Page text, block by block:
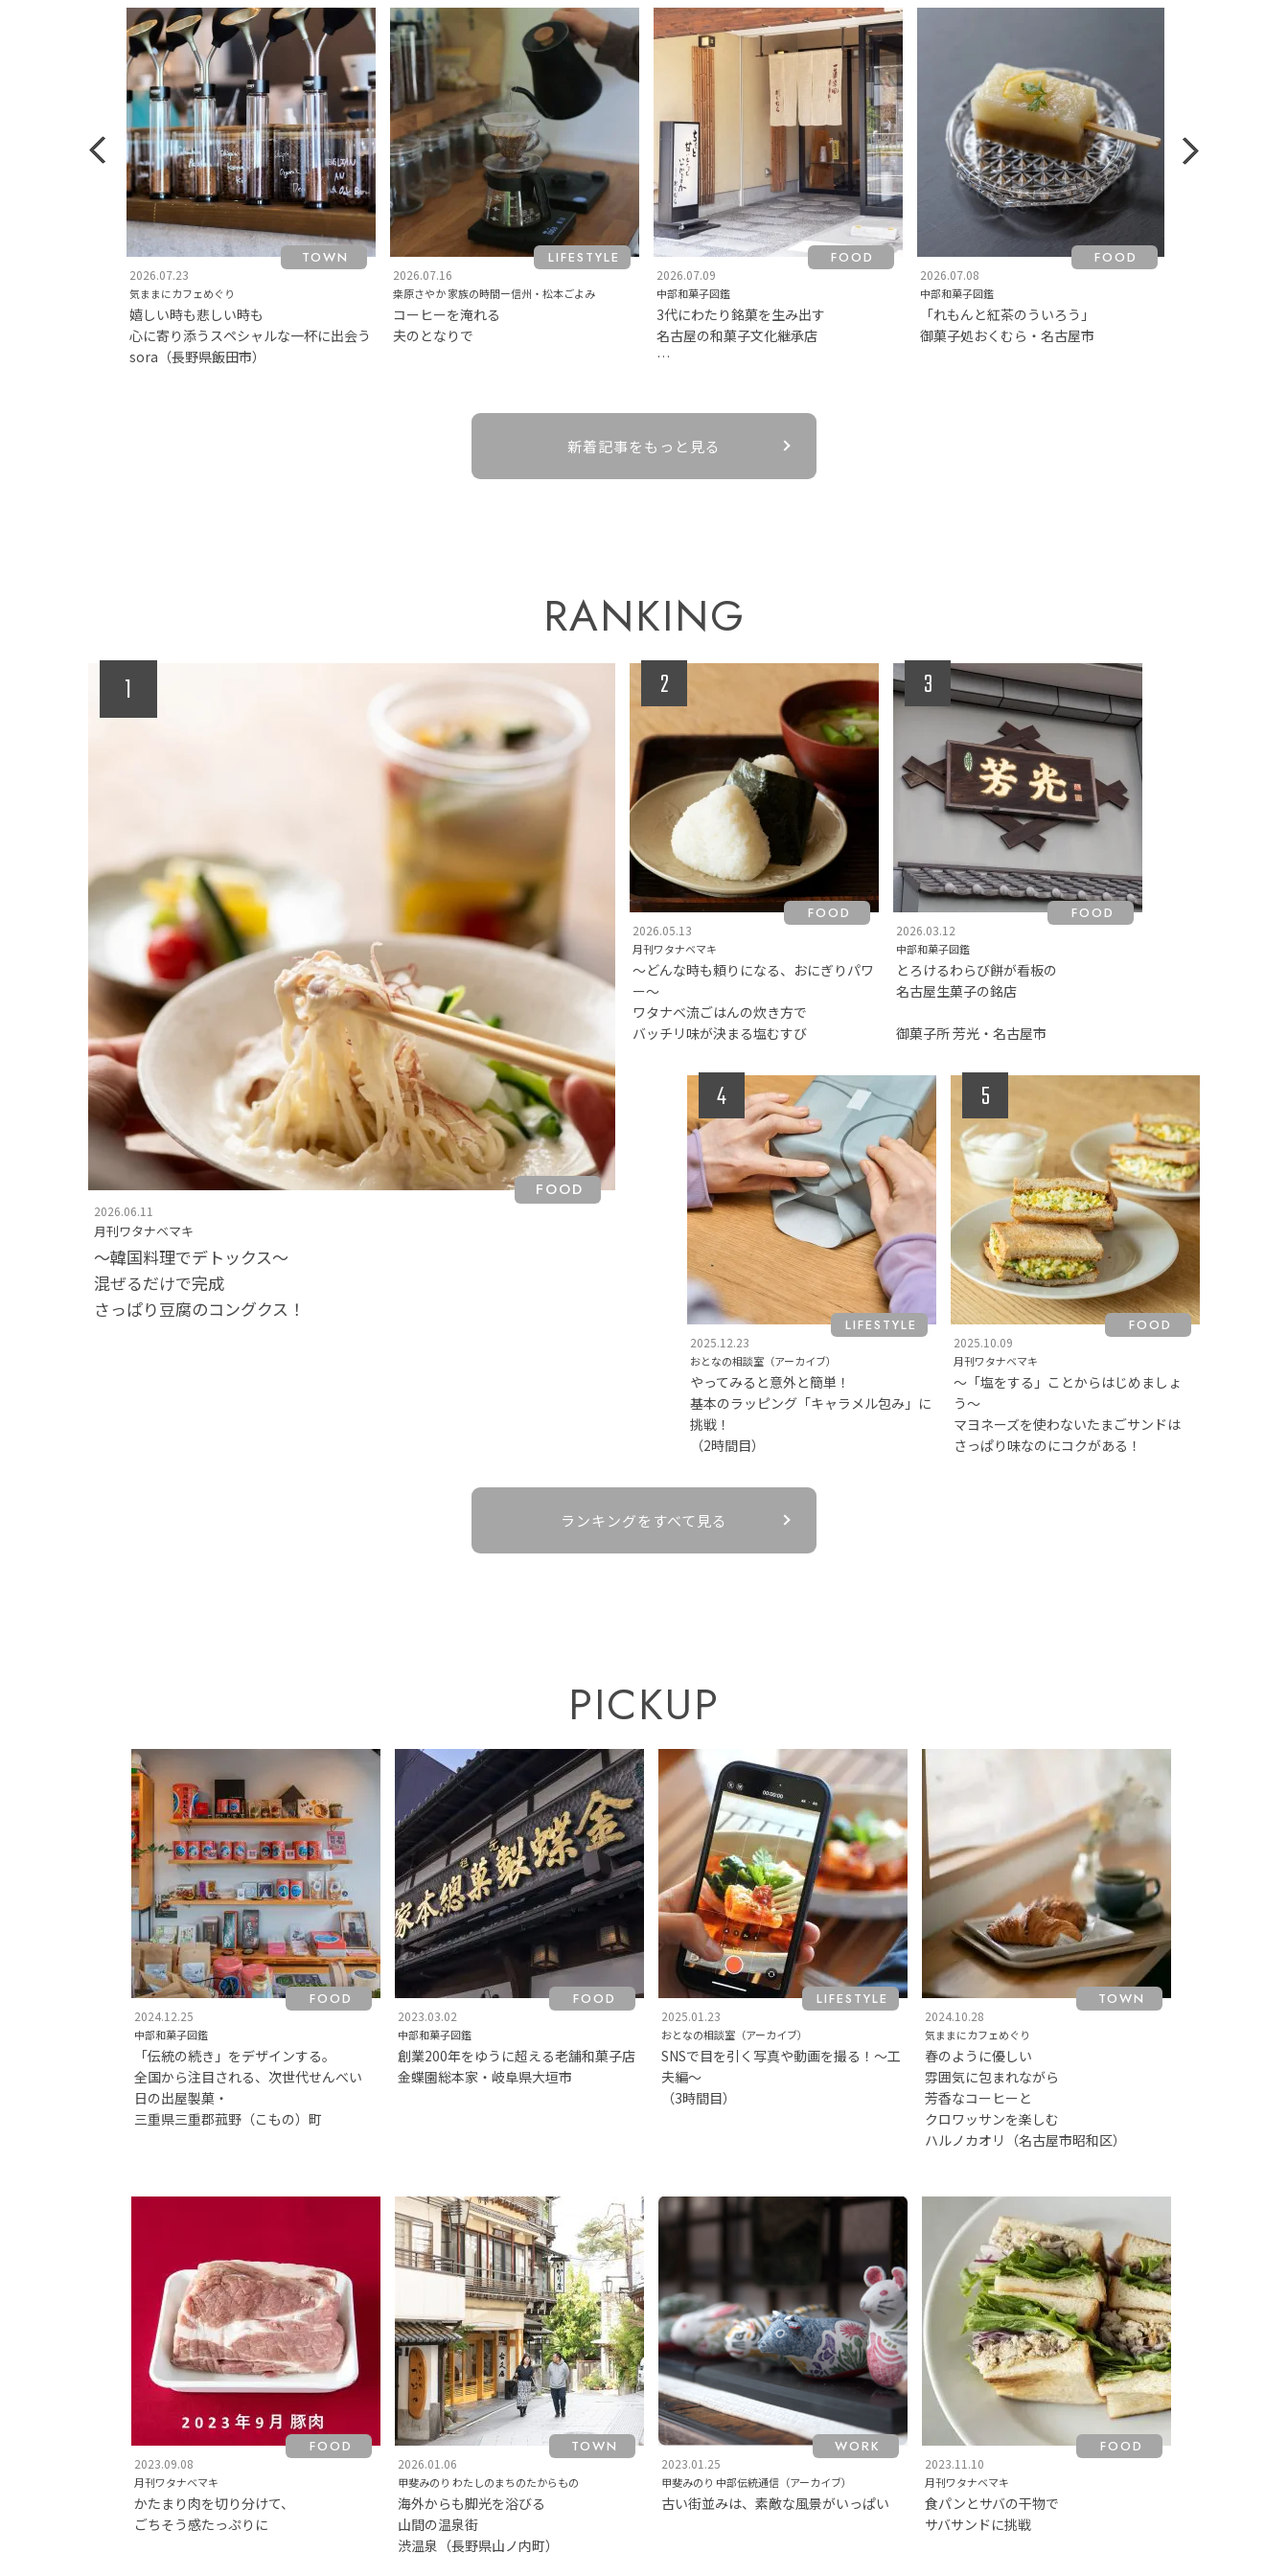
2026.07.23
TOWN
気ままにカフェめぐり
嬉しい時も悲しい時も
心に寄り添うスペシャルな一杯に出会う
sora（長野県飯田市）
2026.07.16
LIFESTYLE
桒原さやか 家族の時間ー信州・松本ごよみ
コーヒーを淹れる
夫のとなりで
2026.07.09
FOOD
中部和菓子図鑑
3代にわたり銘菓を生み出す
名古屋の和菓子文化継承店
2026.07.08
FOOD
中部和菓子図鑑
「れもんと紅茶のういろう」
御菓子処おくむら・名古屋市
新着記事をもっと見る
RANKING
2026.06.11
FOOD
月刊ワタナベマキ
〜韓国料理でデトックス〜
混ぜるだけで完成
さっぱり豆腐のコングクス！
2026.05.13
FOOD
月刊ワタナベマキ
〜どんな時も頼りになる、おにぎりパワ
ー〜
ワタナベ流ごはんの炊き方で
バッチリ味が決まる塩むすび
2026.03.12
FOOD
中部和菓子図鑑
とろけるわらび餅が看板の
名古屋生菓子の銘店
御菓子所 芳光・名古屋市
2025.12.23
LIFESTYLE
おとなの相談室（アーカイブ）
やってみると意外と簡単！
基本のラッピング「キャラメル包み」に
挑戦！
（2時間目）
2025.10.09
FOOD
月刊ワタナベマキ
〜「塩をする」ことからはじめましょ
う〜
マヨネーズを使わないたまごサンドは
さっぱり味なのにコクがある！
ランキングをすべて見る
PICKUP
2024.12.25
FOOD
中部和菓子図鑑
「伝統の続き」をデザインする。
全国から注目される、次世代せんべい
日の出屋製菓・
三重県三重郡菰野（こもの）町
2023.03.02
FOOD
中部和菓子図鑑
創業200年をゆうに超える老舗和菓子店
金蝶園総本家・岐阜県大垣市
2025.01.23
LIFESTYLE
おとなの相談室（アーカイブ）
SNSで目を引く写真や動画を撮る！～工
夫編～
（3時間目）
2024.10.28
TOWN
気ままにカフェめぐり
春のように優しい
雰囲気に包まれながら
芳香なコーヒーと
クロワッサンを楽しむ
ハルノカオリ（名古屋市昭和区）
2023.09.08
FOOD
月刊ワタナベマキ
かたまり肉を切り分けて、
ごちそう感たっぷりに
2026.01.06
TOWN
甲斐みのり わたしのまちのたからもの
海外からも脚光を浴びる
山間の温泉街
渋温泉（長野県山ノ内町）
2023.01.25
WORK
甲斐みのり 中部伝統通信（アーカイブ）
古い街並みは、素敵な風景がいっぱい
2023.11.10
FOOD
月刊ワタナベマキ
食パンとサバの干物で
サバサンドに挑戦